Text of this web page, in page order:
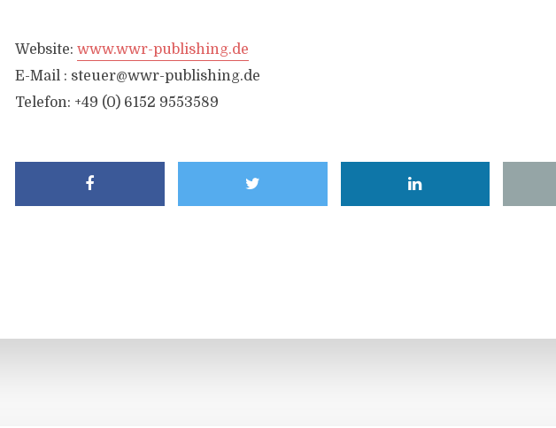
Website: www.wwr-publishing.de
E-Mail : steuer@wwr-publishing.de
Telefon: +49 (0) 6152 9553589